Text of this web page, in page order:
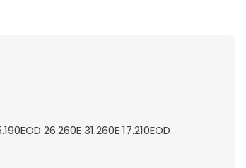
26.260E 31.260E 17.210EOD